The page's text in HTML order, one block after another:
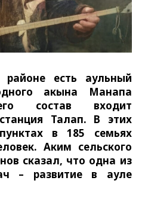
есть аульный
акына Манапа
состав входит
Талап. В этих
в 185 семьях
Аким сельского
сказал, что одна из
– развитие в ауле